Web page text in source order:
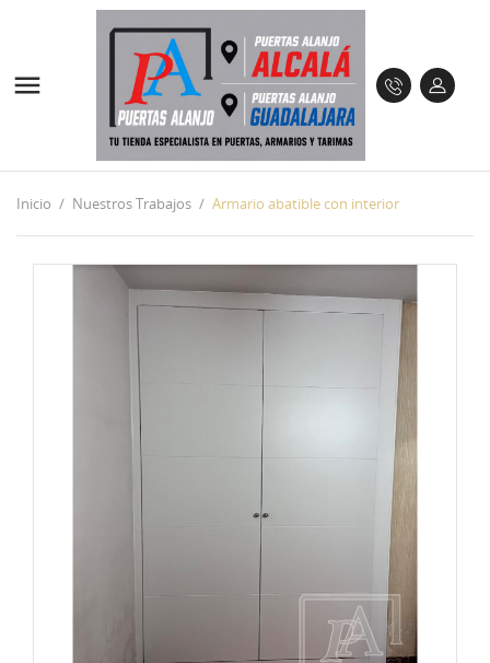

Inicio Nuestros Trabajos Armario abatible con interior